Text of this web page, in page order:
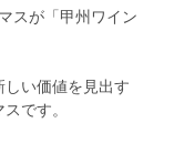
スが「甲州ワイン
い価値を見出す
です。